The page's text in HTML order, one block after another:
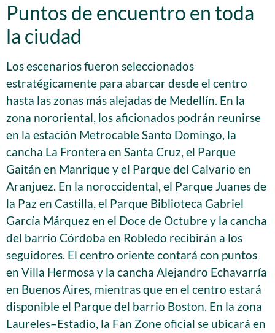
Puntos de encuentro en toda
la ciudad
Los escenarios fueron seleccionados
estratégicamente para abarcar desde el centro
hasta las zonas más alejadas de Medellín. En la
zona nororiental, los aficionados podrán reunirse
en la estación Metrocable Santo Domingo, la
cancha La Frontera en Santa Cruz, el Parque
Gaitán en Manrique y el Parque del Calvario en
Aranjuez. En la noroccidental, el Parque Juanes de
la Paz en Castilla, el Parque Biblioteca Gabriel
García Márquez en el Doce de Octubre y la cancha
del barrio Córdoba en Robledo recibirán a los
seguidores. El centro oriente contará con puntos
en Villa Hermosa y la cancha Alejandro Echavarría
en Buenos Aires, mientras que en el centro estará
disponible el Parque del barrio Boston. En la zona
Laureles–Estadio, la Fan Zone oficial se ubicará en